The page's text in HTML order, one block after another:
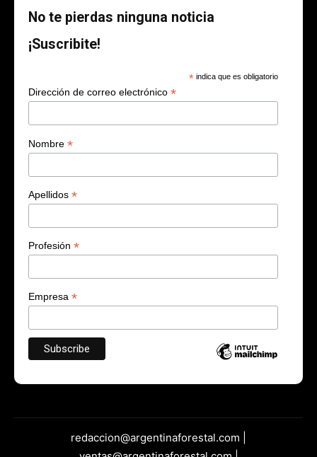
No te pierdas ninguna noticia
¡Suscribite!
* indica que es obligatorio
Dirección de correo electrónico *
Nombre *
Apellidos *
Profesión *
Empresa *
redaccion@argentinaforestal.com |